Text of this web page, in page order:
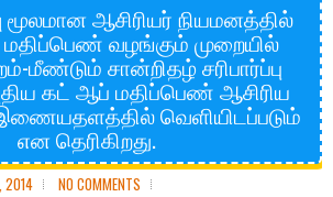
மூலமான ஆசிரியர் நியமனத்தில்
வழங்கும் முறையில்
மீண்டும் சான்றிதழ் சரிபார்ப்பு
கட் ஆப் மதிப்பெண் ஆசிரிய
இணையதளத்தில் வெளியிடப்படும்
என தெரிகிறது.
2014 NO COMMENTS